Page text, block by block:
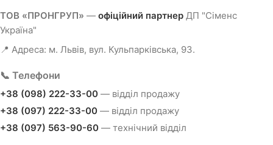
ТОВ «ПРОНГРУП» — офіційний партнер ДП "Сіменс
Україна"
📍 Адреса: м. Львів, вул. Кульпарківська, 93.
📞 Телефони
+38 (098) 222-33-00 — відділ продажу
+38 (097) 222-33-00 — відділ продажу
+38 (097) 563-90-60 — технічний відділ